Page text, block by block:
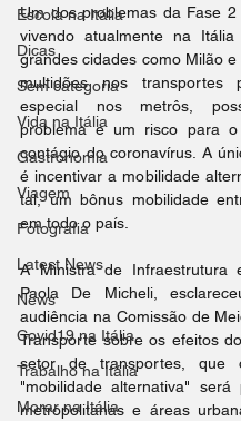
Escola na Itália
Dicas
Sem categoria
Vida na Itália
Gastronomia
Viagem
Fotografia
Latest News
News
Covid19 na Itália
Trabalho na Itália
Morar na Itália
Um dos problemas da Fase
vivendo atualmente na
grandes cidades como Milão
multidões nos transportes
especial nos metrôs,
problema e um risco para
contágio do coronavírus. A
é incentivar a mobilidade
tal, um bônus mobilidade
em todo o país.
A Ministra de Infraestrutura
Paola De Micheli,
audiência na Comissão de
Transporte sobre os efeitos
setor de transportes, que
"mobilidade alternativa" será
metropolitanas e áreas